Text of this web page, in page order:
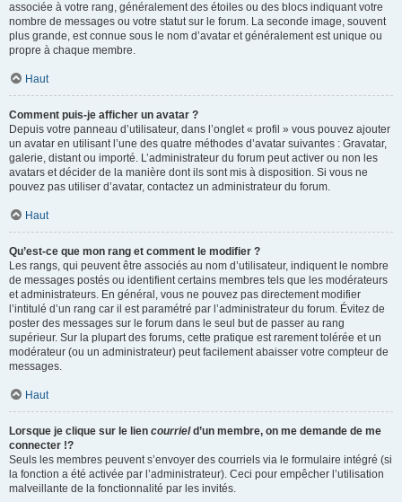
associée à votre rang, généralement des étoiles ou des blocs indiquant votre
nombre de messages ou votre statut sur le forum. La seconde image, souvent
plus grande, est connue sous le nom d’avatar et généralement est unique ou
propre à chaque membre.
Haut
Comment puis-je afficher un avatar ?
Depuis votre panneau d’utilisateur, dans l’onglet « profil » vous pouvez ajouter
un avatar en utilisant l’une des quatre méthodes d’avatar suivantes : Gravatar,
galerie, distant ou importé. L’administrateur du forum peut activer ou non les
avatars et décider de la manière dont ils sont mis à disposition. Si vous ne
pouvez pas utiliser d’avatar, contactez un administrateur du forum.
Haut
Qu’est-ce que mon rang et comment le modifier ?
Les rangs, qui peuvent être associés au nom d’utilisateur, indiquent le nombre
de messages postés ou identifient certains membres tels que les modérateurs
et administrateurs. En général, vous ne pouvez pas directement modifier
l’intitulé d’un rang car il est paramétré par l’administrateur du forum. Évitez de
poster des messages sur le forum dans le seul but de passer au rang
supérieur. Sur la plupart des forums, cette pratique est rarement tolérée et un
modérateur (ou un administrateur) peut facilement abaisser votre compteur de
messages.
Haut
Lorsque je clique sur le lien courrield’un membre, on me demande de me
connecter !?
Seuls les membres peuvent s’envoyer des courriels via le formulaire intégré (si
la fonction a été activée par l’administrateur). Ceci pour empêcher l’utilisation
malveillante de la fonctionnalité par les invités.